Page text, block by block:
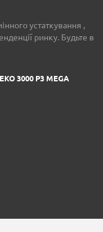
устаткування ,
ринку. Будьте в
3000 P3 MEGA